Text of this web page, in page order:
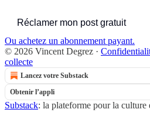
Réclamer mon post gratuit
Ou achetez un abonnement payant.
© 2026 Vincent Degrez ·
collecte
Lancez votre Substack
Obtenir l’appli
Substack: la plateforme pour la culture